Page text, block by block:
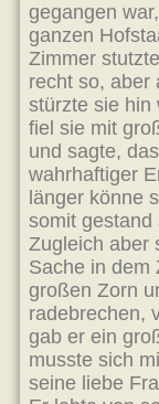
gegangen
ganzen
Zimmer
recht so, aber
stürzte sie hin
fiel sie mit
und sagte,
wahrhaftiger
länger könne
somit gestand
Zugleich aber
Sache in dem
großen Zorn
radebrechen,
gab er ein
musste sich
seine liebe